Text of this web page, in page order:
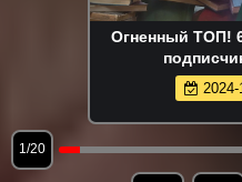
Огненный ТОП!
1/20